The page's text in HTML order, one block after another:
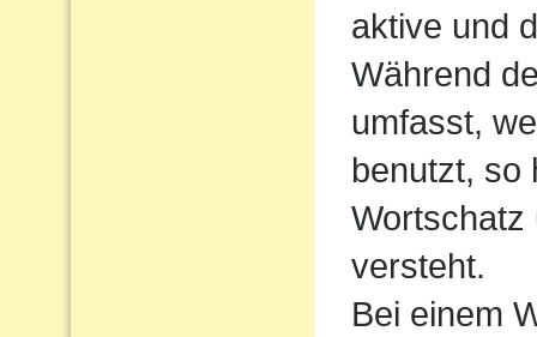
aktive und
Während
umfasst,
benutzt, so
Wortschatz
versteht.
Bei einem